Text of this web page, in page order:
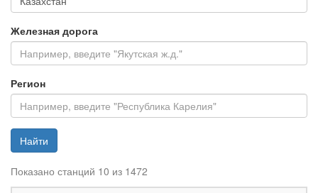
Железная дорога
Регион
Найти
Показано станций 10 из 1472